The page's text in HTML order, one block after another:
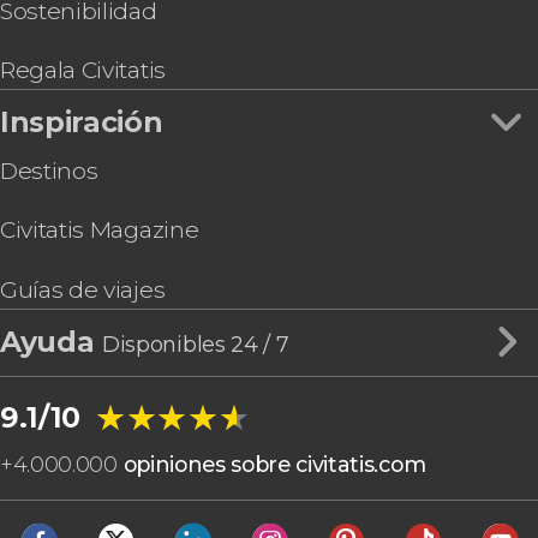
Entrada al mirador de la Torre Latino
Tour en bicicleta eléctrica por Ciudad de México
Entradas a los museos de Cera y Ripley +
Transporte
Sostenibilidad
Regala Civitatis
Inspiración
Destinos
Civitatis Magazine
Guías de viajes
Ayuda Disponibles 24 / 7
9.1/10 ★★★★★
★★★★★
+4.000.000 opiniones sobre civitatis.com